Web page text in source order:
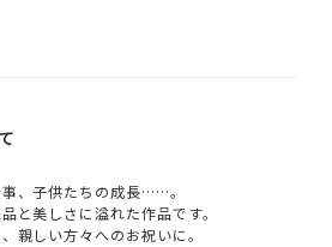
、子供たちの成長……。
と美しさに溢れた作品です。
親しい方々へのお祝いに。